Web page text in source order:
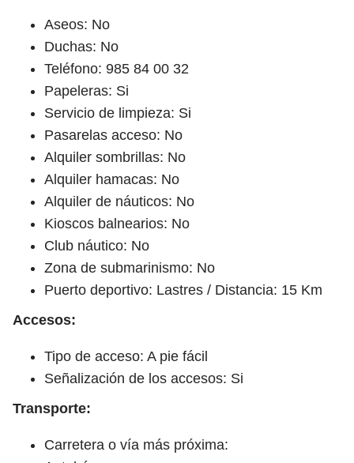
Aseos: No
Duchas: No
Teléfono: 985 84 00 32
Papeleras: Si
Servicio de limpieza: Si
Pasarelas acceso: No
Alquiler sombrillas: No
Alquiler hamacas: No
Alquiler de náuticos: No
Kioscos balnearios: No
Club náutico: No
Zona de submarinismo: No
Puerto deportivo: Lastres / Distancia: 15 Km
Accesos:
Tipo de acceso: A pie fácil
Señalización de los accesos: Si
Transporte:
Carretera o vía más próxima: